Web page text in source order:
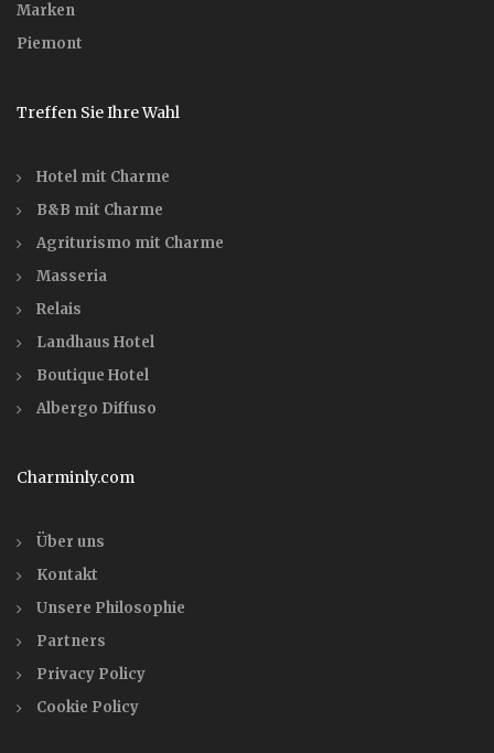
Marken
Piemont
Treffen Sie Ihre Wahl
Hotel mit Charme
B&B mit Charme
Agriturismo mit Charme
Masseria
Relais
Landhaus Hotel
Boutique Hotel
Albergo Diffuso
Charminly.com
Über uns
Kontakt
Unsere Philosophie
Partners
Privacy Policy
Cookie Policy